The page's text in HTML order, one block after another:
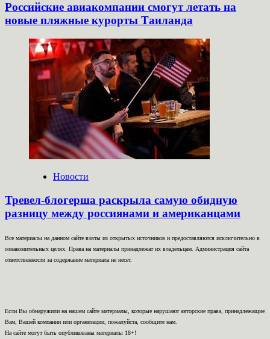
Российские авиакомпании смогут летать на
новые пляжные курорты Таиланда
Новости
Тревел-блогерша раскрыла самую обидную
разницу между россиянами и американцами
Все материалы на данном сайте взяты из открытых источников и предоставляются исключительно в
ознакомительных целях. Права на материалы принадлежат их владельцам. Администрация сайта
ответственности за содержание материала не несет.
Если Вы обнаружили на нашем сайте материалы, которые нарушают авторские права, принадлежащие
Вам, Вашей компании или организации, пожалуйста, сообщите нам.
На сайте могут быть опубликованы материалы 18+!